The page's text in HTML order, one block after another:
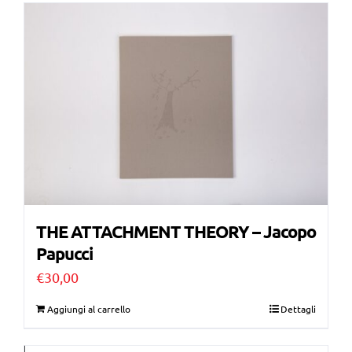
THE ATTACHMENT THEORY – Jacopo
Papucci
€30,00
Aggiungi al carrello Dettagli